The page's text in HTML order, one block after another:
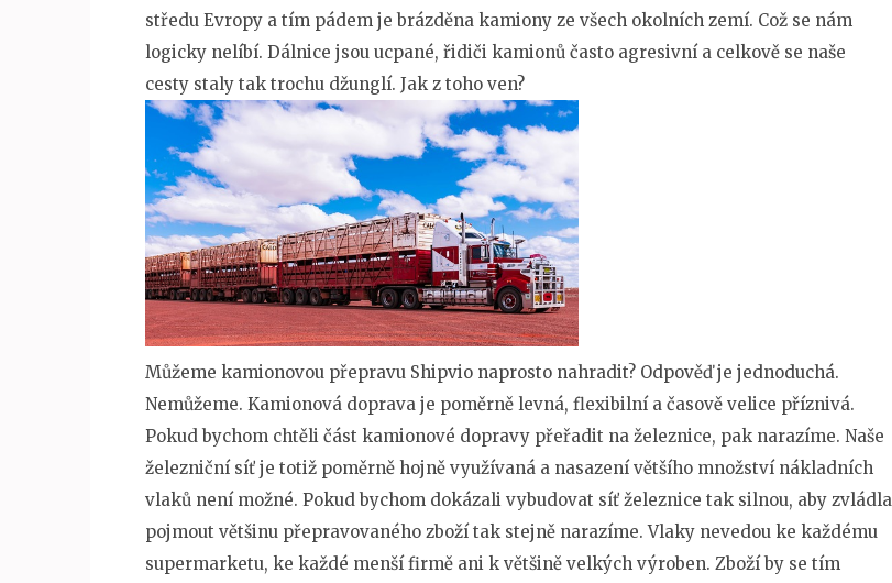
středu Evropy a tím pádem je brázděna kamiony ze všech okolních zemí. Což se nám
logicky nelíbí. Dálnice jsou ucpané, řidiči kamionů často agresivní a celkově se naše
cesty staly tak trochu džunglí. Jak z toho ven?
Můžeme kamionovou přepravu Shipvio naprosto nahradit? Odpověď je jednoduchá.
Nemůžeme. Kamionová doprava je poměrně levná, flexibilní a časově velice příznivá.
Pokud bychom chtěli část kamionové dopravy přeřadit na železnice, pak narazíme. Naše
železniční síť je totiž poměrně hojně využívaná a nasazení většího množství nákladních
vlaků není možné. Pokud bychom dokázali vybudovat síť železnice tak silnou, aby zvládla
pojmout většinu přepravovaného zboží tak stejně narazíme. Vlaky nevedou ke každému
supermarketu, ke každé menší firmě ani k většině velkých výroben. Zboží by se tím